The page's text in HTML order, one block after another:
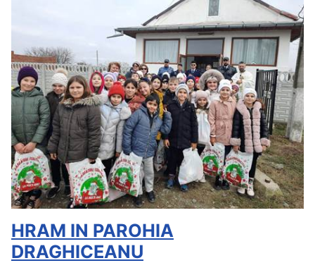
HRAM IN PAROHIA
DRAGHICEANU